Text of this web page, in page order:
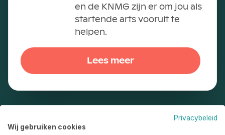
en de KNMG zijn er om jou als
startende arts vooruit te
helpen.
Lees meer
Op zoek naar iets specifieks?
Privacybeleid
Wij gebruiken cookies